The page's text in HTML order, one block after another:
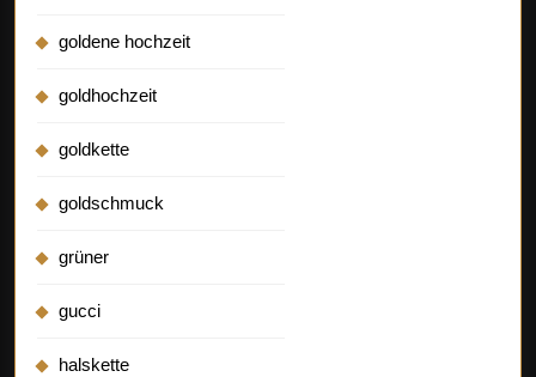
goldene hochzeit
goldhochzeit
goldkette
goldschmuck
grüner
gucci
halskette